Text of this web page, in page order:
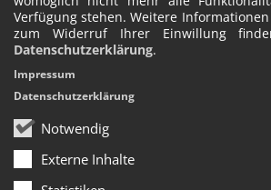
Verfügung stehen. Weitere
zum Widerruf Ihrer Einwillung
Datenschutzerklärung.
Notwendig
Externe Inhalte
Impressum
Datenschutzerklärung